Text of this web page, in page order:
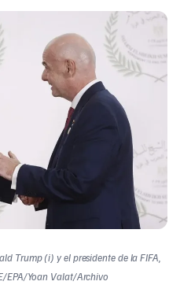
Trump (i) y el presidente de la FIFA,
EPA/Yoan Valat/Archivo